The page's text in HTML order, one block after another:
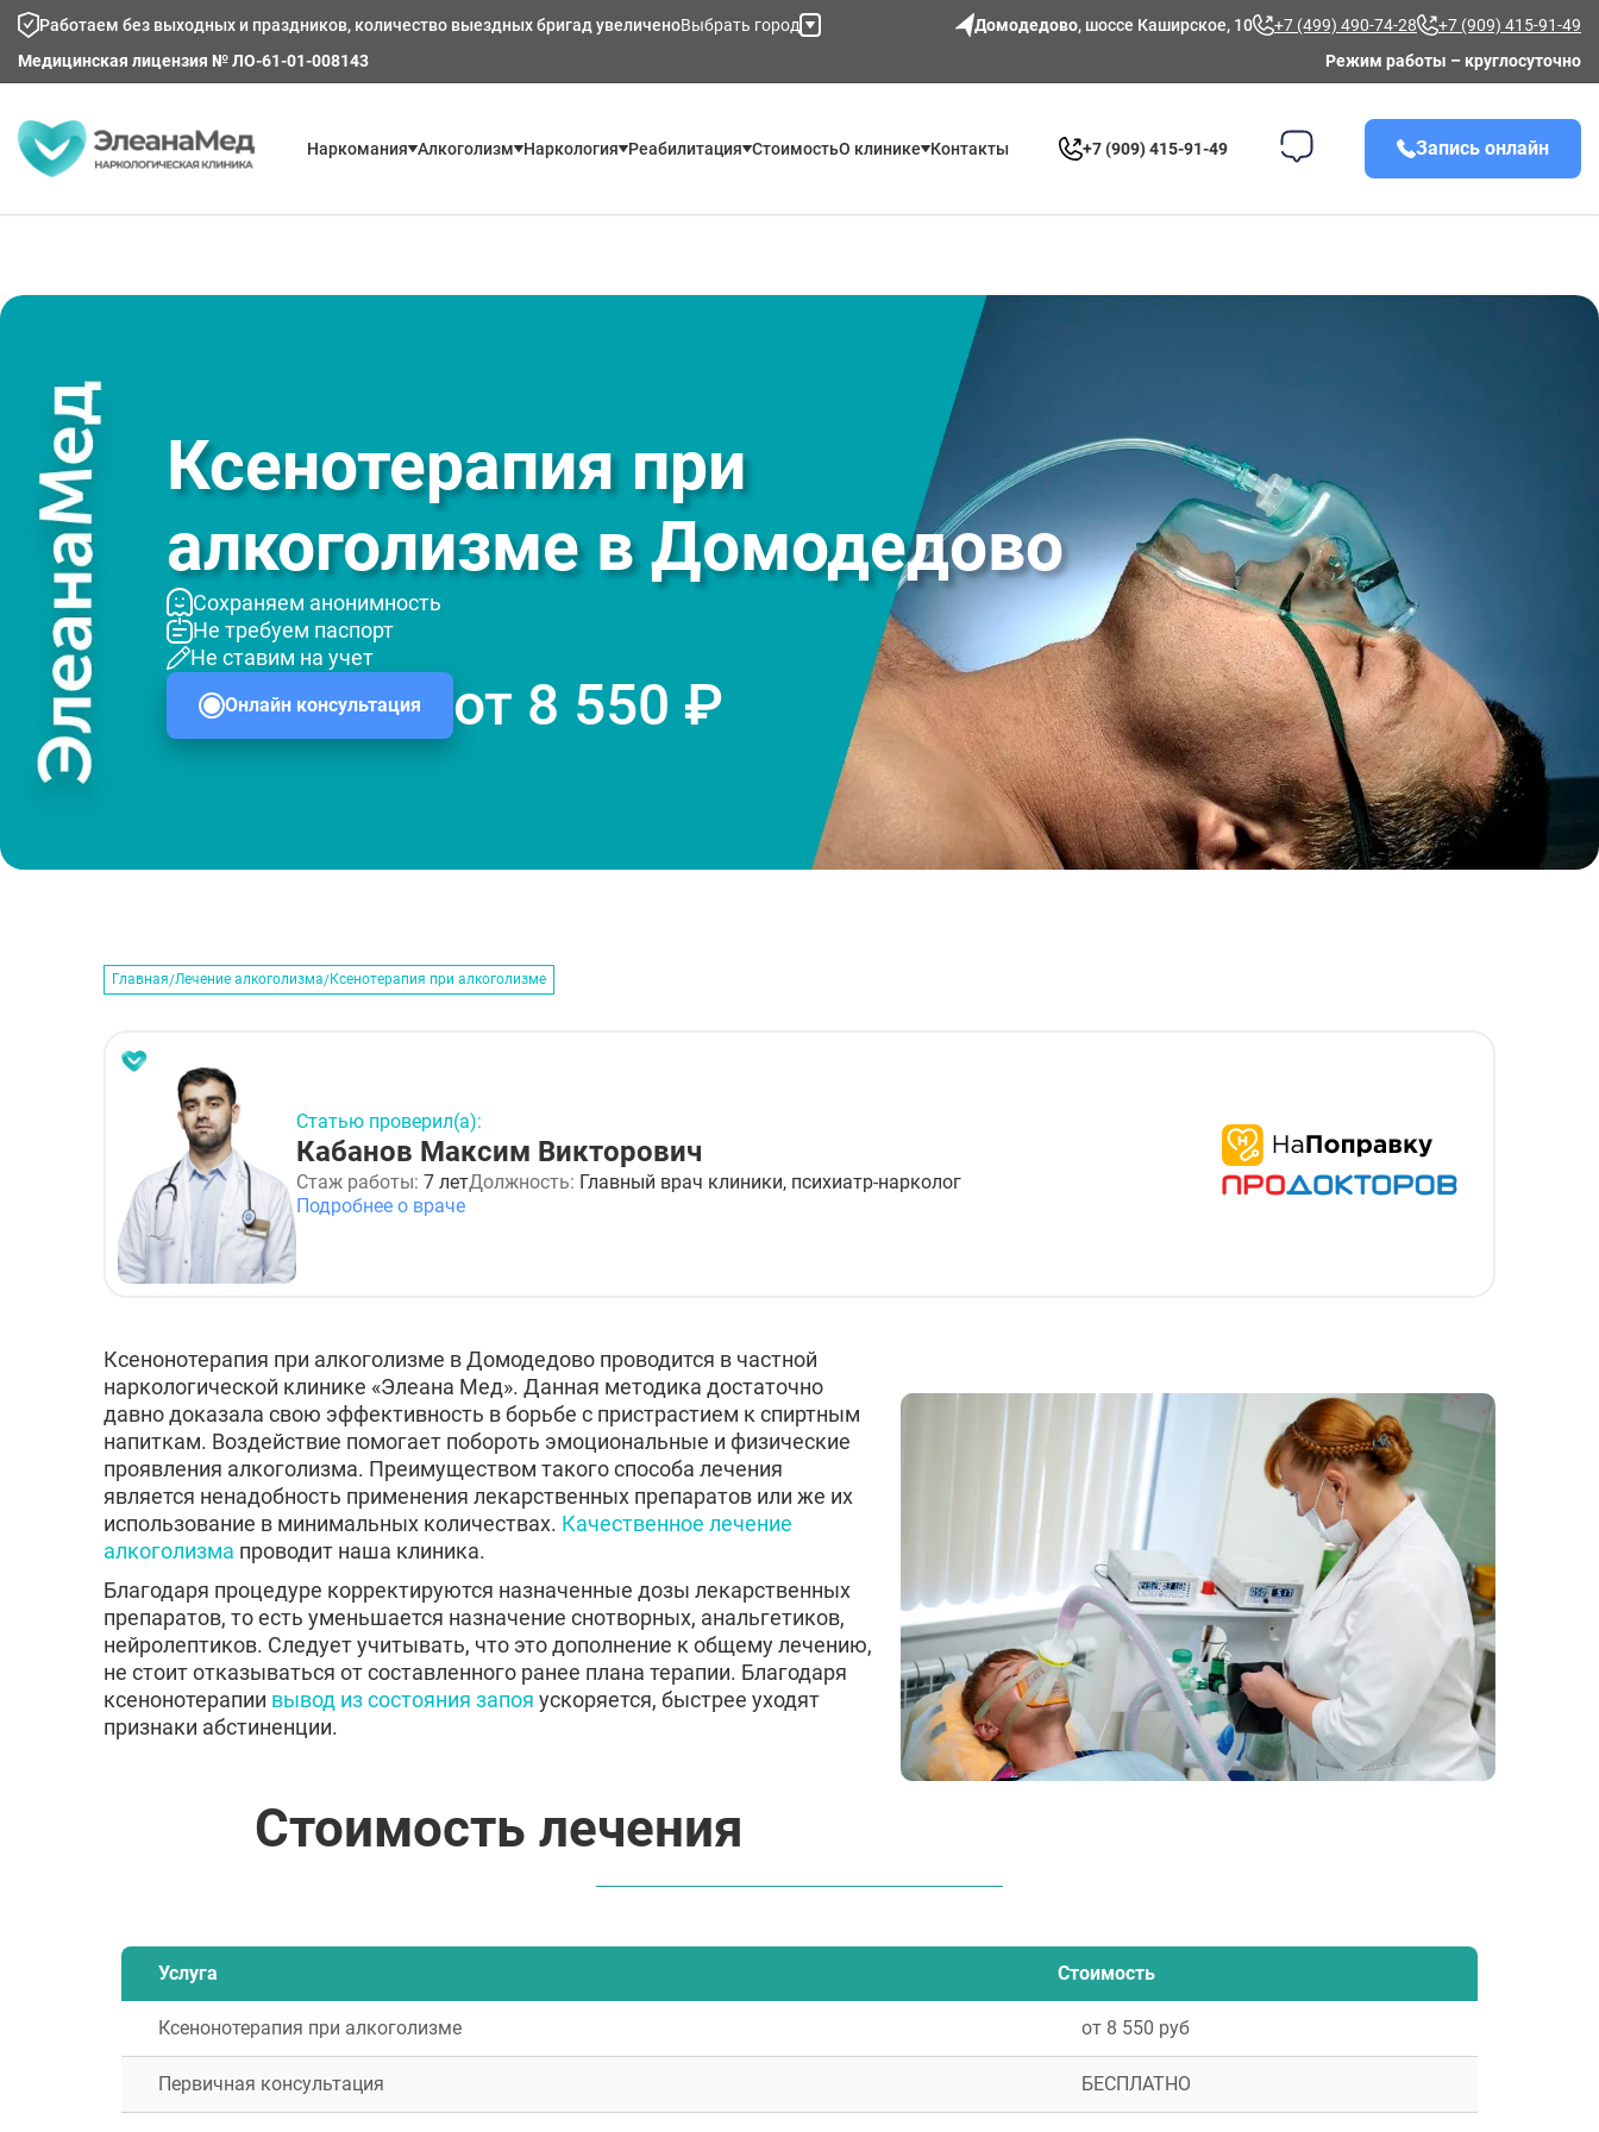
Работаем без выходных и праздников, количество выездных бригад увеличеноВыбрать город Домодедово, шоссе Каширское, 10 +7 (499) 490-74-28
+7 (909) 415-91-49
Медицинская лицензия № ЛО-61-01-008143
Режим работы – круглосуточно
Наркомания Алкоголизм Наркология Реабилитация СтоимостьО клинике Контакты +7 (909) 415-91-49 Запись онлайн
Ксенотерапия при
алкоголизме в Домодедово
Сохраняем анонимность
Не требуем паспорт
Не ставим на учет
Онлайн консультация от 8 550 ₽
Главная Лечение алкоголизма Ксенотерапия при алкоголизме
Статью проверил(а):
Кабанов Максим Викторович
Стаж работы: 7 летДолжность: Главный врач клиники, психиатр-нарколог
Подробнее о враче
Ксенонотерапия при алкоголизме в Домодедово проводится в частной
наркологической клинике «Элеана Мед». Данная методика достаточно
давно доказала свою эффективность в борьбе с пристрастием к спиртным
напиткам. Воздействие помогает побороть эмоциональные и физические
проявления алкоголизма. Преимуществом такого способа лечения
является ненадобность применения лекарственных препаратов или же их
использование в минимальных количествах. Качественное лечение
алкоголизма проводит наша клиника.
Благодаря процедуре корректируются назначенные дозы лекарственных
препаратов, то есть уменьшается назначение снотворных, анальгетиков,
нейролептиков. Следует учитывать, что это дополнение к общему лечению,
не стоит отказываться от составленного ранее плана терапии. Благодаря
ксенонотерапии вывод из состояния запоя ускоряется, быстрее уходят
признаки абстиненции.
Стоимость лечения
Услуга Стоимость
Ксенонотерапия при алкоголизме от 8 550 руб
Первичная консультация БЕСПЛАТНО